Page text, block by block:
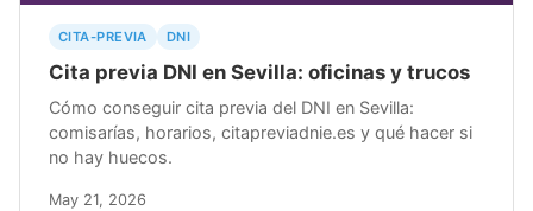
CITA-PREVIA DNI
Cita previa DNI en Sevilla: oficinas y trucos
Cómo conseguir cita previa del DNI en Sevilla:
comisarías, horarios, citapreviadnie.es y qué hacer si
no hay huecos.
May 21, 2026